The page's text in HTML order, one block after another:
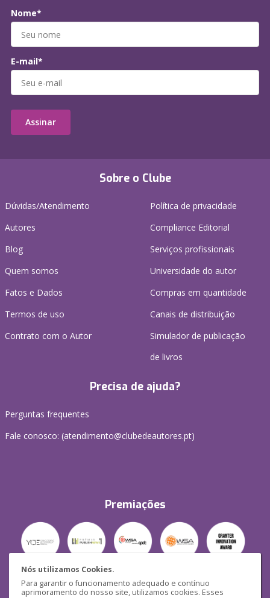
Nós utilizamos Cookies.
Para garantir o funcionamento adequado e contínuo
aprimoramento do nosso site, utilizamos cookies. Esses
Sobre o Clube
Dúvidas/Atendimento
Autores
Blog
Quem somos
Fatos e Dados
Termos de uso
Contrato com o Autor
Política de privacidade
Compliance Editorial
Serviços profissionais
Universidade do autor
Compras em quantidade
Canais de distribuição
Simulador de publicação
de livros
Precisa de ajuda?
Perguntas frequentes
Fale conosco: (atendimento@clubedeautores.pt)
Premiações
Segurança
Nome*
E-mail*
Assinar